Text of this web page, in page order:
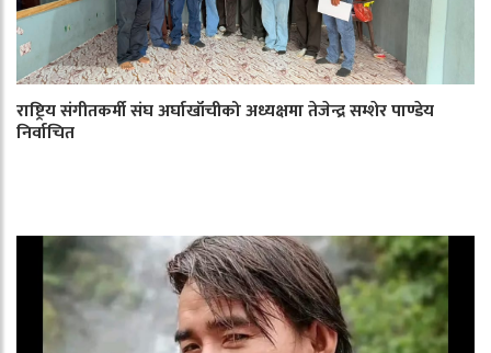
राष्ट्रिय संगीतकर्मी संघ अर्घाखाँचीको अध्यक्षमा तेजेन्द्र सम्शेर पाण्डेय
निर्वाचित